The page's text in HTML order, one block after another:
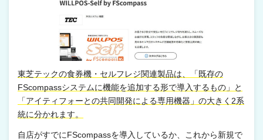
東芝テックの食券機・セルフレジ関連製品は、「既存の
FScompassシステムに機能を追加する形で導入するもの」と
「アイティフォーとの共同開発による専用機器」の大きく2系
統に分かれます。
自店がすでにFScompassを導入しているか、これから新規で